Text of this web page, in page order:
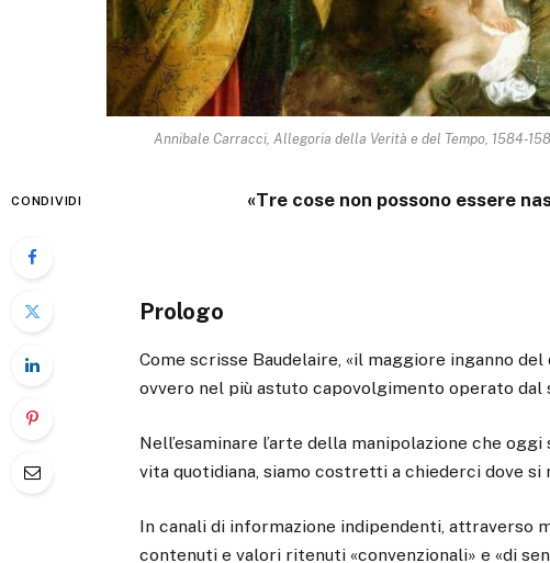
Annibale Carracci, Allegoria della Verità e del Tempo, 1584-
CONDIVIDI «Tre cose non possono essere
Prologo
Come scrisse Baudelaire, «il maggiore inganno
ovvero nel più astuto capovolgimento operato dal
Nell’esaminare l’arte della manipolazione che
vita quotidiana, siamo costretti a chiederci dove si
In canali di informazione indipendenti, attraverso
contenuti e valori ritenuti «convenzionali» e «di